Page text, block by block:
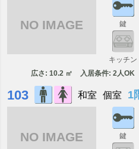
NO IMAGE 鍵
キッチン
広さ: 10.2 ㎡ 入居条件: 2人OK
103 和室 個室 1
NO IMAGE 鍵